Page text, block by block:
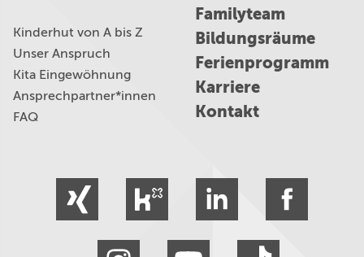
Kinderhut von A bis Z
Unser Anspruch
Kita Eingewöhnung
Ansprechpartner*innen
FAQ
Familyteam
Bildungsräume
Ferienprogramm
Karriere
Kontakt